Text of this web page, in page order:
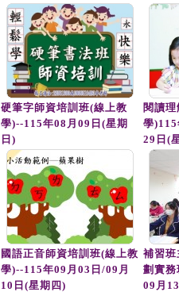
硬筆字師資培訓班(線上教
學)--115年08月09日(星期
日)
閱讀
學
29日(
國語正音師資培訓班(線上教
學)--115年09月03日/09月
10日(星期四)
補習
劃實
09月